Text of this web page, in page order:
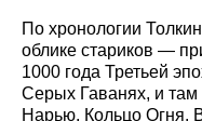
По хронологии
облике стариков —
1000 года Третьей
Серых Гаванях, и там
Нарью, Кольцо Огня.